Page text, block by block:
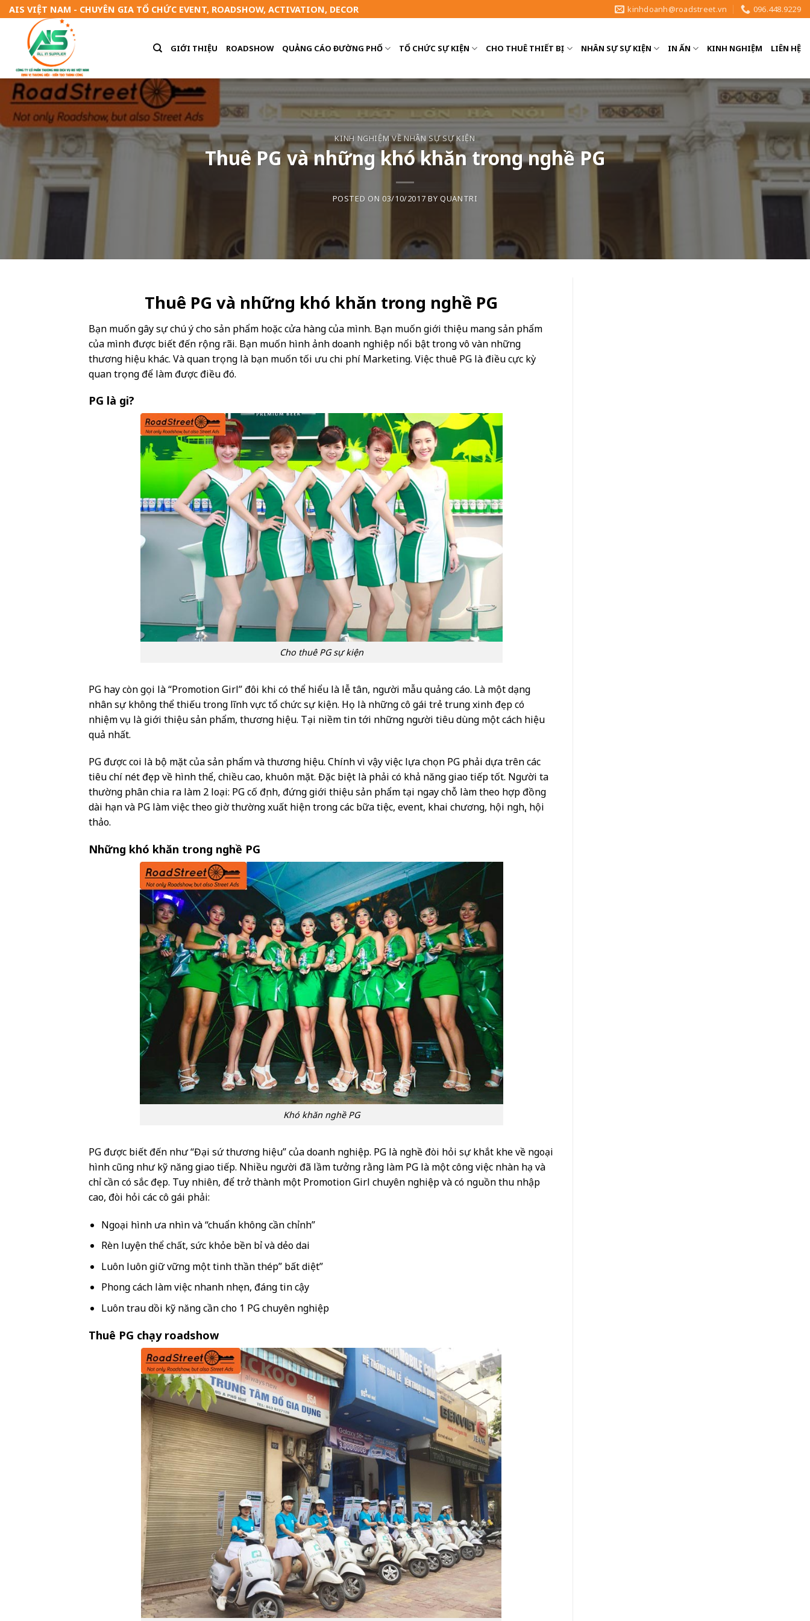
Skip
to
content
AIS VIỆT NAM - CHUYÊN GIA TỔ CHỨC EVENT, ROADSHOW, ACTIVATION, DECOR kinhdoanh@roadstreet.vn 096.448.9229
GIỚI THIỆU ROADSHOW QUẢNG CÁO ĐƯỜNG PHỐ TỔ CHỨC SỰ KIỆN CHO THUÊ THIẾT BỊ NHÂN SỰ SỰ KIỆN IN ẤN KINH NGHIỆM LIÊN HỆ
KINH NGHIỆM VỀ NHÂN SỰ SỰ KIỆN
Thuê PG và những khó khăn trong nghề PG
POSTED ON 03/10/2017 BY QUANTRI
Thuê PG và những khó khăn trong nghề PG
Bạn muốn gây sự chú ý cho sản phẩm hoặc cửa hàng của mình. Bạn muốn giới thiệu mang sản phẩm
của mình được biết đến rộng rãi. Bạn muốn hình ảnh doanh nghiệp nổi bật trong vô vàn những
thương hiệu khác. Và quan trọng là bạn muốn tối ưu chi phí Marketing. Việc thuê PG là điều cực kỳ
quan trọng để làm được điều đó.
PG là gi?
Cho thuê PG sự kiện
PG hay còn gọi là “Promotion Girl” đôi khi có thể hiểu là lễ tân, người mẫu quảng cáo. Là một dạng
nhân sự không thể thiếu trong lĩnh vực tổ chức sự kiện. Họ là những cô gái trẻ trung xinh đẹp có
nhiệm vụ là giới thiệu sản phẩm, thương hiệu. Tại niềm tin tới những người tiêu dùng một cách hiệu
quả nhất.
PG được coi là bộ mặt của sản phẩm và thương hiệu. Chính vì vậy việc lựa chọn PG phải dựa trên các
tiêu chí nét đẹp về hình thể, chiều cao, khuôn mặt. Đặc biệt là phải có khả năng giao tiếp tốt. Người ta
thường phân chia ra làm 2 loại: PG cố định, đứng giới thiệu sản phẩm tại ngay chỗ làm theo hợp đồng
dài hạn và PG làm việc theo giờ thường xuất hiện trong các bữa tiệc, event, khai chương, hội nghị, hội
thảo.
Những khó khăn trong nghề PG
Khó khăn nghề PG
PG được biết đến như “Đại sứ thương hiệu” của doanh nghiệp. PG là nghề đòi hỏi sự khắt khe về ngoại
hình cũng như kỹ năng giao tiếp. Nhiều người đã lầm tưởng rằng làm PG là một công việc nhàn hạ và
chỉ cần có sắc đẹp. Tuy nhiên, để trở thành một Promotion Girl chuyên nghiệp và có nguồn thu nhập
cao, đòi hỏi các cô gái phải:
Ngoại hình ưa nhìn và “chuẩn không cần chỉnh”
Rèn luyện thể chất, sức khỏe bền bỉ và dẻo dai
Luôn luôn giữ vững một tinh thần thép” bất diệt”
Phong cách làm việc nhanh nhẹn, đáng tin cậy
Luôn trau dồi kỹ năng cần cho 1 PG chuyên nghiệp
Thuê PG chạy roadshow